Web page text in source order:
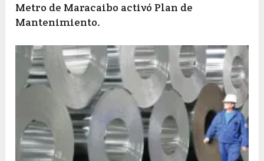
Metro de Maracaibo activó Plan de
Mantenimiento.